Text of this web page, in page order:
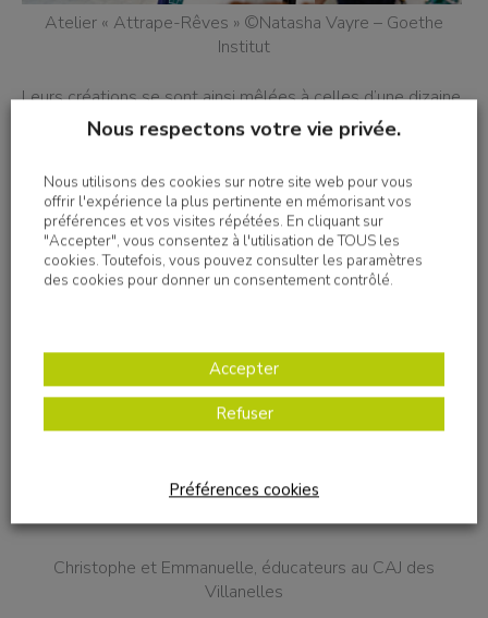
Atelier « Attrape-Rêves » ©Natasha Vayre – Goethe
Institut
Leurs créations se sont ainsi mêlées à celles d’une dizaine
d’autres personnes qu’ils ont pu retrouver à l’occasion du
vernissage le soir même.
Si on mesure l’implication au
silence pendant la séance, tout
porte à croire que le sujet et le
l’accueil au plaisir de la rencontre,
et pour finir un vernissage où les
résidents ont pu partager un verre
et montrer leur œuvre toute
hâte: renouveler l’expérience.
Christophe et Emmanuelle, éducateurs au CAJ des
Villanelles
Nous respectons votre vie privée.
Nous utilisons des cookies sur notre site web pour vous
offrir l'expérience la plus pertinente en mémorisant vos
préférences et vos visites répétées. En cliquant sur
"Accepter", vous consentez à l'utilisation de TOUS les
cookies. Toutefois, vous pouvez consulter les paramètres
des cookies pour donner un consentement contrôlé.
Accepter
Refuser
Préférences cookies